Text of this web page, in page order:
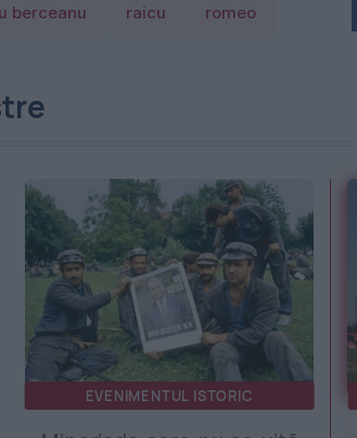
berceanu raicu romeo
EVENIMENTUL ISTORIC